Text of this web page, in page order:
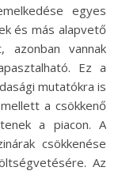
egyes
és más alapvető
azonban vannak
Ez a
mutatókra is
a csökkenő
a piacon. A
csökkenése
Az